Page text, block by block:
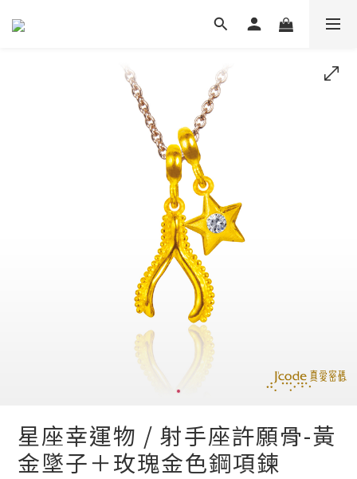
星座幸運物 / 射手座許願骨-黃
金墜子＋玫瑰金色鋼項鍊